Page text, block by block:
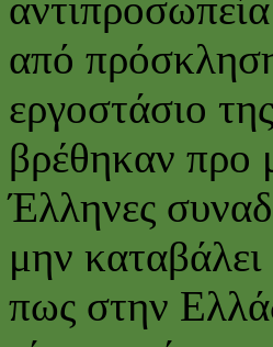
από
εργοστάσιο
βρέθηκαν προ
Έλληνες
μην
πως στην